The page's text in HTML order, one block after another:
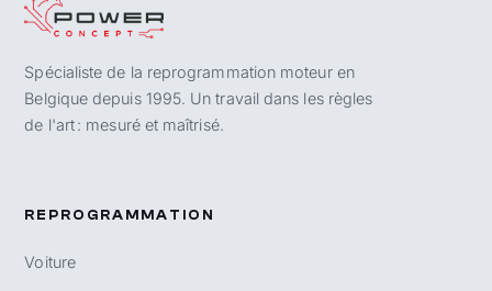
Spécialiste de la reprogrammation moteur en
Belgique depuis 1995. Un travail dans les règles
de l'art : mesuré et maîtrisé.
REPROGRAMMATION
Voiture